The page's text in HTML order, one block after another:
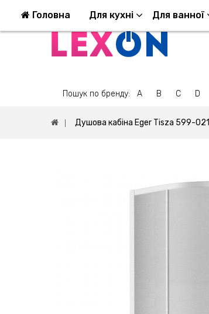
Головна Для кухні Для ванної
Пошук по бренду: A B C D
Душова кабіна Eger Tisza 599-021